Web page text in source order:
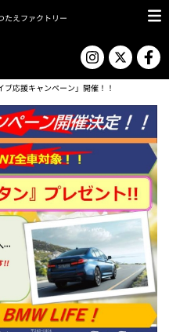
たえファクトリー
応援キャンペーン」開催！！